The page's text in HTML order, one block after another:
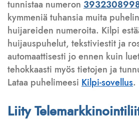
tunnistaa numeron
kymmeniä tuhansia muita
huijareiden numeroita. Kilpi
huijauspuhelut, tekstiviestit ja
automaattisesti jo ennen kuin
tehokkaasti myös tietojen ja
Lataa puhelimeesi Kilpi-sovellus.
Liity